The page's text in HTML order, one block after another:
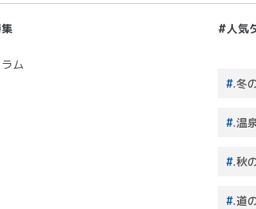
ム
#人気
.冬
.温
.秋
.道